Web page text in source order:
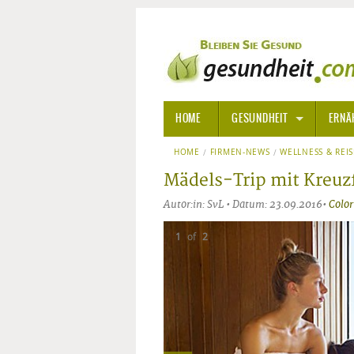
HOME GESUNDHEIT
ALLGEMEINE
ALTERNATIVE HEILWEISEN
ALTERNATIVE MEDIZIN
ARZNEI- UND HEILMITTEL
GIFTSTOFFE
KRANKHEITEN VON A-Z
HOME FIRMEN-NEWS WELLNESS &
Mädels-Trip mit
Autor:in: SvL • Datum: 23.09.2016•
1 of 2